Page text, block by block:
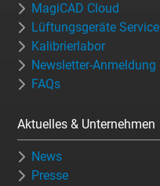
MagiCAD Cloud
Lüftungsgeräte Service
Kalibrierlabor
Newsletter-Anmeldung
FAQs
Aktuelles & Unternehmen
News
Presse